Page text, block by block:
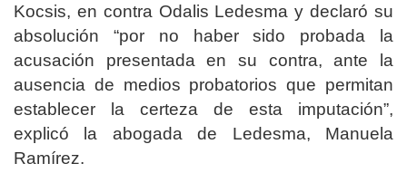
Kocsis, en contra Odalis Ledesma y declaró su
absolución “por no haber sido probada la
acusación presentada en su contra, ante la
ausencia de medios probatorios que permitan
establecer la certeza de esta imputación”,
explicó la abogada de Ledesma, Manuela
Ramírez.